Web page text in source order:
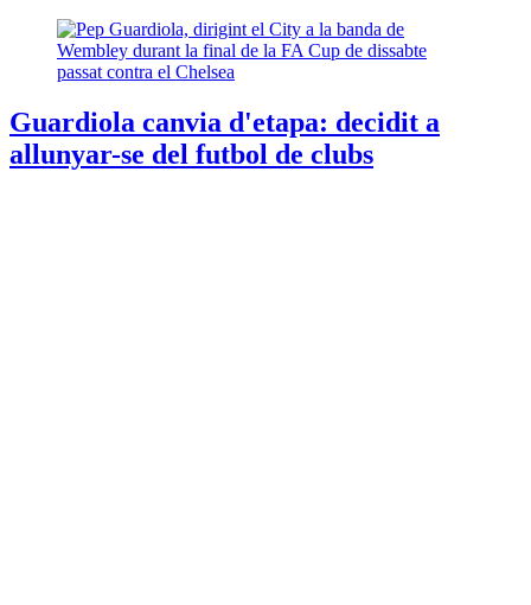
Guardiola canvia d'etapa: decidit a
allunyar-se del futbol de clubs